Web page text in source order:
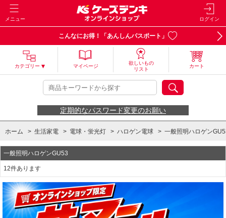
メニュー ログイン
こんなにお得！「あんしんパスポート」
カテゴリー マイページ
欲しいもの
リスト
カート
定期的なパスワード変更のお願い
ホーム > 生活家電 > 電球・蛍光灯 > ハロゲン電球 > 一般照明ハロゲン
一般照明ハロゲンGU53
12件あります